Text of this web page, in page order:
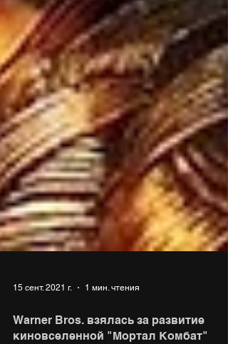
15 сент. 2021 г. 1 мин. чтения